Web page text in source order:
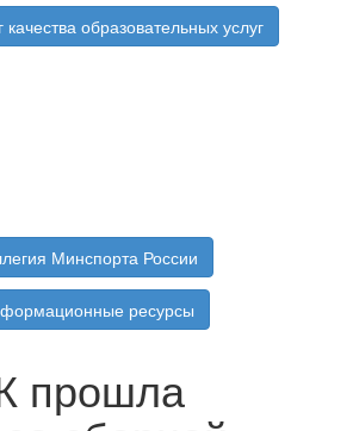
образовательных услуг
Минспорта России
ресурсы
прошла